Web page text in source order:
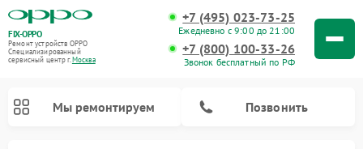
FIX-OPPO
Ремонт устройств OPPO
Специализированный
cервисный центр г.Москва
+7 (495) 023-73-25
Ежедневно с 9:00 до 21:00
+7 (800) 100-33-26
Звонок бесплатный по РФ
Мы ремонтируем Позвонить